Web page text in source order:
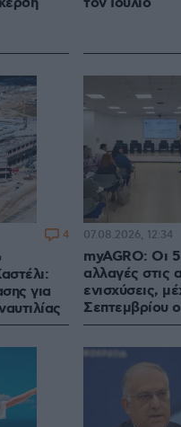
για
4
myAGRO: Οι
αλλαγές στις
ενισχύσεις,
Σεπτεμβρίου
07.08.2026, 12:34